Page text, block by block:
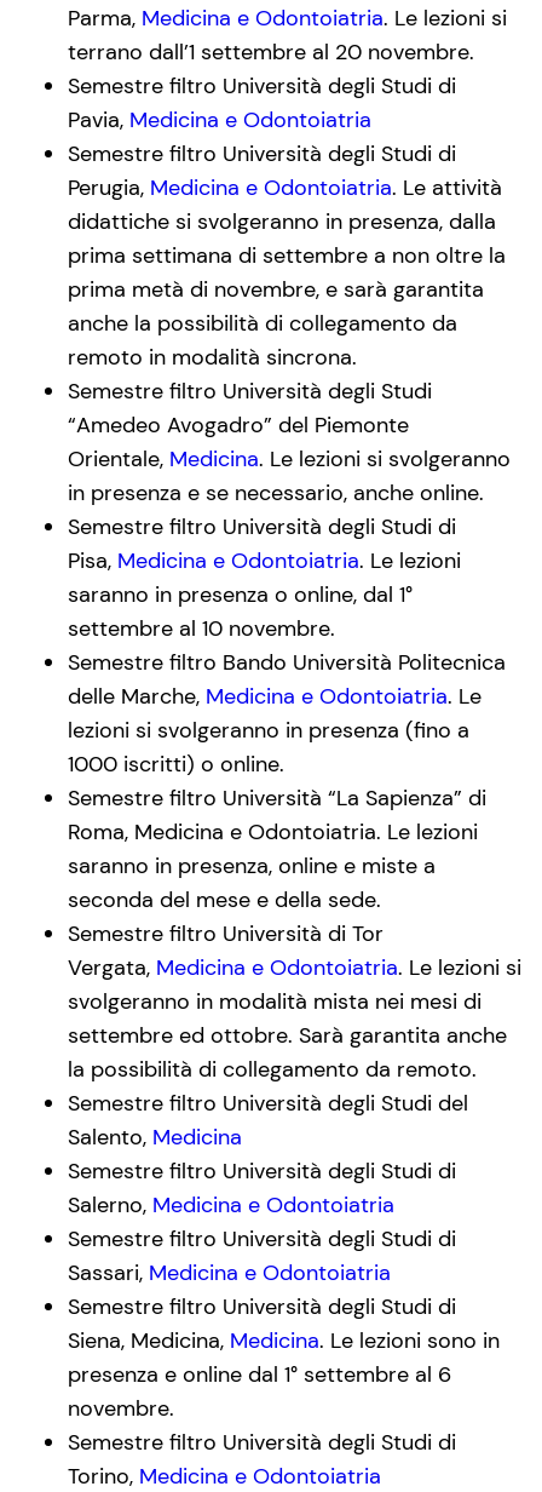
Parma, Medicina e Odontoiatria. Le lezioni si
terrano dall’1 settembre al 20 novembre.
Semestre filtro Università degli Studi di
Pavia, Medicina e Odontoiatria
Semestre filtro Università degli Studi di
Perugia, Medicina e Odontoiatria. Le attività
didattiche si svolgeranno in presenza, dalla
prima settimana di settembre a non oltre la
prima metà di novembre, e sarà garantita
anche la possibilità di collegamento da
remoto in modalità sincrona.
Semestre filtro Università degli Studi
“Amedeo Avogadro” del Piemonte
Orientale, Medicina. Le lezioni si svolgeranno
in presenza e se necessario, anche online.
Semestre filtro Università degli Studi di
Pisa, Medicina e Odontoiatria. Le lezioni
saranno in presenza o online, dal 1°
settembre al 10 novembre.
Semestre filtro Bando Università Politecnica
delle Marche, Medicina e Odontoiatria. Le
lezioni si svolgeranno in presenza (fino a
1000 iscritti) o online.
Semestre filtro Università “La Sapienza” di
Roma, Medicina e Odontoiatria. Le lezioni
saranno in presenza, online e miste a
seconda del mese e della sede.
Semestre filtro Università di Tor
Vergata, Medicina e Odontoiatria. Le lezioni si
svolgeranno in modalità mista nei mesi di
settembre ed ottobre. Sarà garantita anche
la possibilità di collegamento da remoto.
Semestre filtro Università degli Studi del
Salento, Medicina
Semestre filtro Università degli Studi di
Salerno, Medicina e Odontoiatria
Semestre filtro Università degli Studi di
Sassari, Medicina e Odontoiatria
Semestre filtro Università degli Studi di
Siena, Medicina, Medicina. Le lezioni sono in
presenza e online dal 1° settembre al 6
novembre.
Semestre filtro Università degli Studi di
Torino, Medicina e Odontoiatria